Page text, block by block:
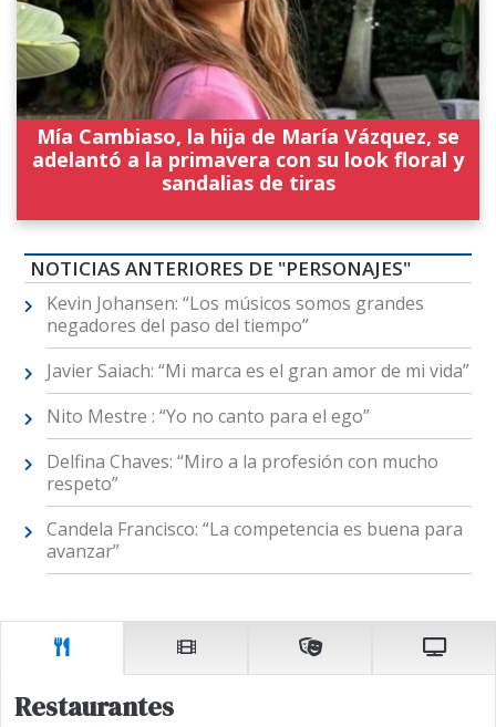
Mía Cambiaso, la hija de María Vázquez, se
adelantó a la primavera con su look floral y
sandalias de tiras
NOTICIAS ANTERIORES DE "PERSONAJES"
Kevin Johansen: “Los músicos somos grandes
negadores del paso del tiempo”
Javier Saiach: “Mi marca es el gran amor de mi vida”
Nito Mestre : “Yo no canto para el ego”
Delfina Chaves: “Miro a la profesión con mucho
respeto”
Candela Francisco: “La competencia es buena para
avanzar”
Restaurantes